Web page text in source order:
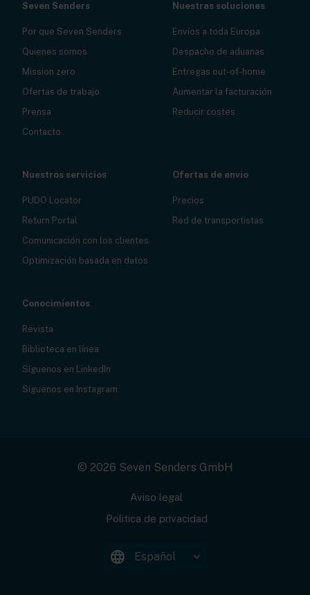
Seven Senders
Por que Seven Senders
Quienes somos
Mission zero
Ofertas de trabajo
Prensa
Contacto
Nuestras soluciones
Envíos a toda Europa
Despacho de aduanas
Entregas out-of-home
Aumentar la facturación
Reducir costes
Nuestros servicios
PUDO Locator
Return Portal
Comunicación con los clientes
Optimización basada en datos
Ofertas de envío
Precios
Red de transportistas
Conocimientos
Revista
Biblioteca en línea
Síguenos en LinkedIn
Síguenos en Instagram
© 2026 Seven Senders GmbH
Aviso legal
Politica de privacidad
Español